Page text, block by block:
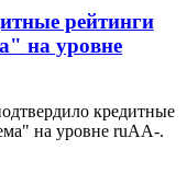
рейтинги
на уровне
кредитные
на уровне ruAA-.